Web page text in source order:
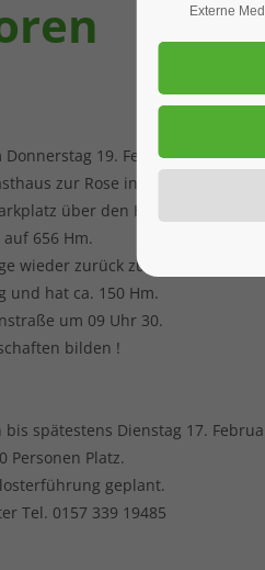
ORT:
19. Februar ab
zur Rose in der
über den Hahnenkamm
656 Hm.
wieder zurück zum
und hat ca. 150 Hm.
um 09 Uhr 30.
bilden !
spätestens Dienstag 17.
Personen Platz.
geplant.
Tel. 0157 339 19485
Externe